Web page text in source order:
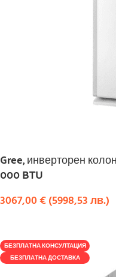
Gree, инверторен
000 BTU
3067,00€(5998,53лв.)
БЕЗПЛАТНА КОНСУЛТАЦИЯ
БЕЗПЛАТНА ДОСТАВКА